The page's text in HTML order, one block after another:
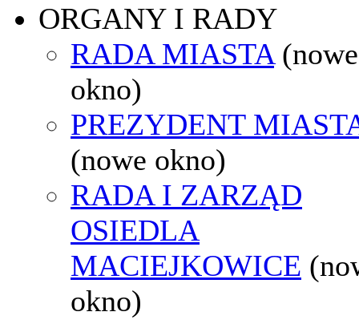
ORGANY I RADY
RADA MIASTA (nowe
okno)
PREZYDENT
(nowe okno)
RADA I ZARZĄD
OSIEDLA
MACIEJKOWICE
okno)